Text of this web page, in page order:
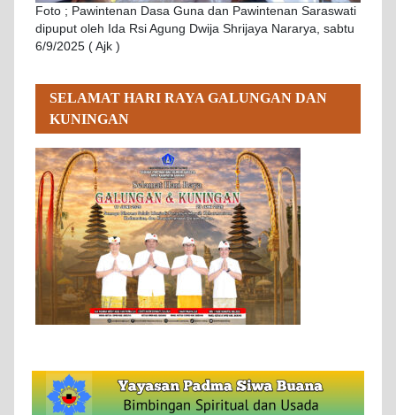
Foto ; Pawintenan Dasa Guna dan Pawintenan Saraswati
dipuput oleh Ida Rsi Agung Dwija Shrijaya Nararya, sabtu
6/9/2025 ( Ajk )
SELAMAT HARI RAYA GALUNGAN DAN
KUNINGAN